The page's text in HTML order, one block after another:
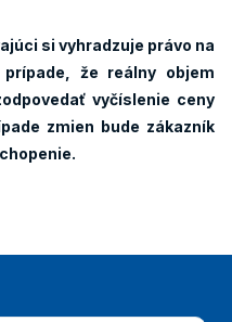
si vyhradzuje právo na
že reálny objem
vyčíslenie ceny
zmien bude zákazník